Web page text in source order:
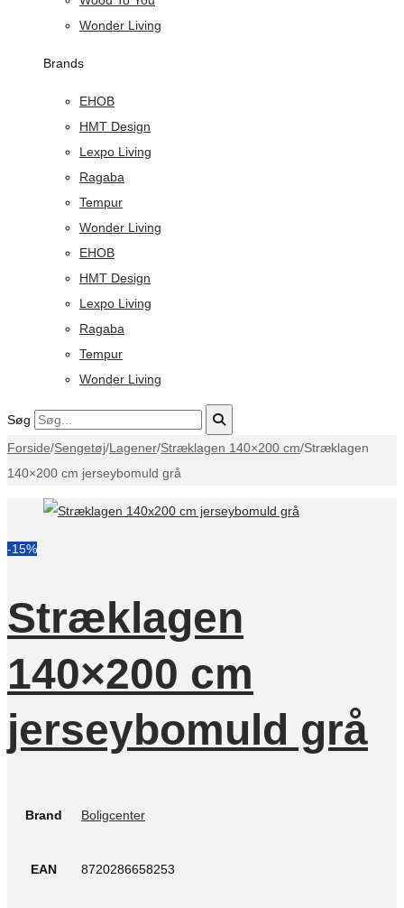
Wonder Living
Brands
EHOB
HMT Design
Lexpo Living
Ragaba
Tempur
Wonder Living
EHOB
HMT Design
Lexpo Living
Ragaba
Tempur
Wonder Living
Søg
Forside/Sengetøj/Lagener/Stræklagen 140×200 cm/Stræklagen
140×200 cm jerseybomuld grå
-15%
Stræklagen
140×200 cm
jerseybomuld grå
Brand Boligcenter
EAN 8720286658253